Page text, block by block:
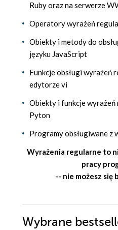
Ruby oraz na serwerze
Operatory wyrażeń
Obiekty i metody do
języku JavaScript
Funkcje obsługi wyrażeń
edytorze vi
Obiekty i funkcje
Pyton
Programy obsługiwane z
Wyrażenia regularne to
pracy
-- nie możesz się
Wybrane